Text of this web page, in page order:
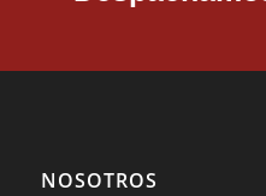
NOSOTROS